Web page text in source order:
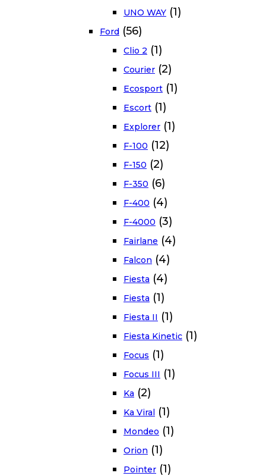
UNO WAY (1)
Ford (56)
Clio 2 (1)
Courier (2)
Ecosport (1)
Escort (1)
Explorer (1)
F-100 (12)
F-150 (2)
F-350 (6)
F-400 (4)
F-4000 (3)
Fairlane (4)
Falcon (4)
Fiesta (4)
Fiesta (1)
Fiesta II (1)
Fiesta Kinetic (1)
Focus (1)
Focus III (1)
Ka (2)
Ka Viral (1)
Mondeo (1)
Orion (1)
Pointer (1)